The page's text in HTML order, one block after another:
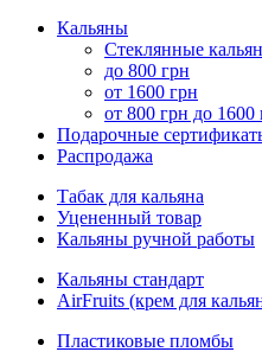
Кальяны
Стеклянные
до 800 грн
от 1600 грн
от 800 грн до 1600
Подарочные
Распродажа
Табак для кальяна
Уцененный товар
Кальяны ручной работы
Кальяны стандарт
AirFruits (крем для
Пластиковые пломбы